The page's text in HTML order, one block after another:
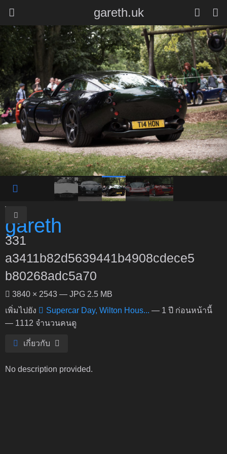
gareth.uk
331
a3411b82d5639441b4908cdece5
b80268adc5a70
3840 × 2543 — JPG 2.5 MB
เพิ่มไปยัง
Supercar Day, Wilton Hous... — 1 ปี ก่อนหน้านี้
— 1112 จำนวนคนดู
เกี่ยวกับ
No description provided.